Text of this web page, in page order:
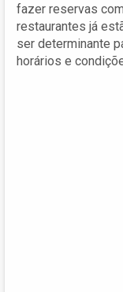
fazer reservas
restaurantes já
ser determinante
horários e